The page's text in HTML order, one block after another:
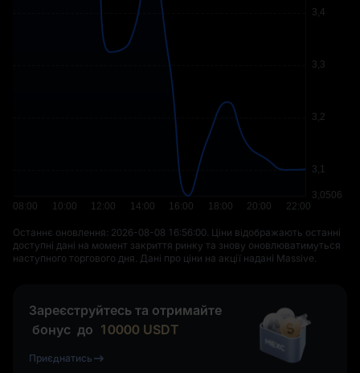
Останнє оновлення: ⁦2026-08-08 16:56:00⁩. Ціни відображають останні
доступні дані на момент закриття ринку та знову оновлюватимуться
наступного торгового дня. Дані про ціни на акції надані Massive.
Зареєструйтесь та отримайте
бонус до 10000 USDT
Приєднатись